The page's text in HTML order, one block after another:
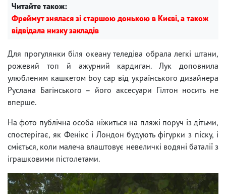
Читайте також:
Фреймут знялася зі старшою донькою в Києві, а також
відвідала низку закладів
Для прогулянки біля океану теледіва обрала легкі штани,
рожевий топ й ажурний кардиган. Лук доповнила
улюбленим кашкетом boy cap від українського дизайнера
Руслана Багінського – його аксесуари Гілтон носить не
вперше.
На фото публічна особа ніжиться на пляжі поруч із дітьми,
спостерігає, як Фенікс і Лондон будують фігурки з піску, і
сміється, коли малеча влаштовує невеличкі водяні баталії з
іграшковими пістолетами.